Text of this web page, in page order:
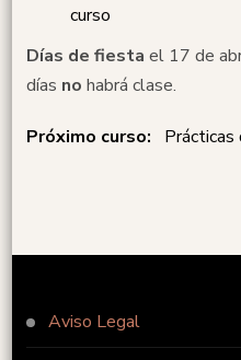
curso
Días de fiesta el 17 de
días no habrá clase.
Próximo curso:
Aviso Legal